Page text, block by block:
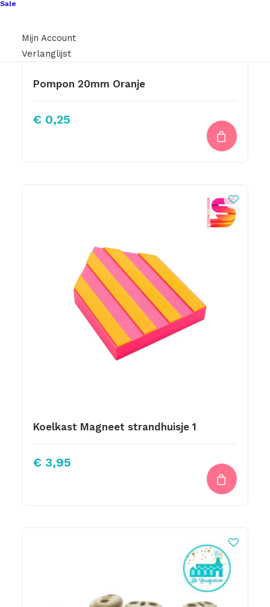
Sale
Mijn Account
Verlanglijst
Pompon 20mm Oranje
€ 0,25
Koelkast Magneet strandhuisje 1
€ 3,95